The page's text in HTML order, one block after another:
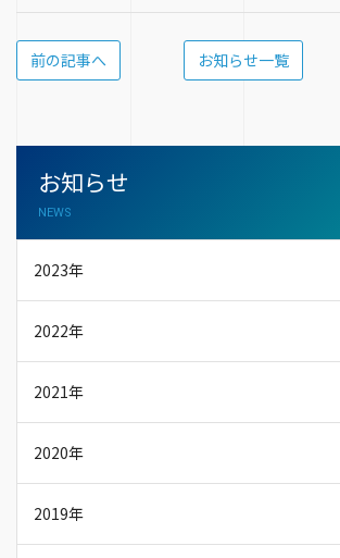
前の記事へ お知らせ一覧
お知らせ
NEWS
2023年
2022年
2021年
2020年
2019年